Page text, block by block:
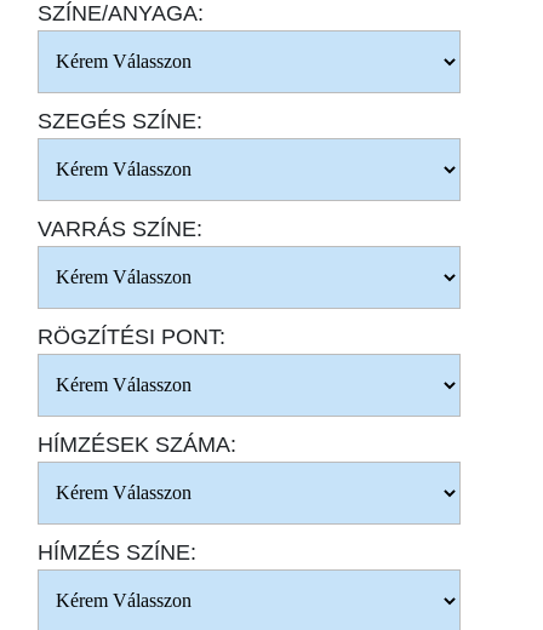
SZÍNE/ANYAGA:
SZEGÉS SZÍNE:
VARRÁS SZÍNE:
RÖGZÍTÉSI PONT:
HÍMZÉSEK SZÁMA:
HÍMZÉS SZÍNE: